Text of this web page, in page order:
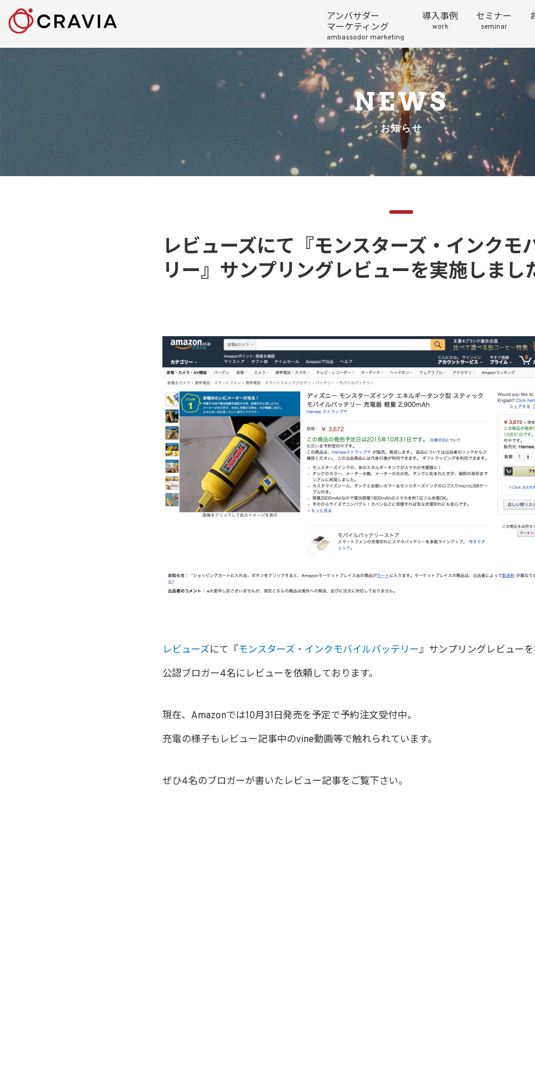
アンバサダー
マーケティング
ambassodor marketing
導入事例
work
セミナー
seminar
NEWS
お知らせ
レビューズにて『モンスターズ・インクモ
リー』サンプリングレビューを実施しまし
レビューズ にて『 モンスターズ・インクモバイルバッテリー』サンプリングレビュー
公認ブロガー4名にレビューを依頼しております。
現在、Amazonでは10月31日発売を予定で予約注文受付中。
充電の様子もレビュー記事中のvine動画等で触れられています。
ぜひ4名のブロガーが書いたレビュー記事をご覧下さい。